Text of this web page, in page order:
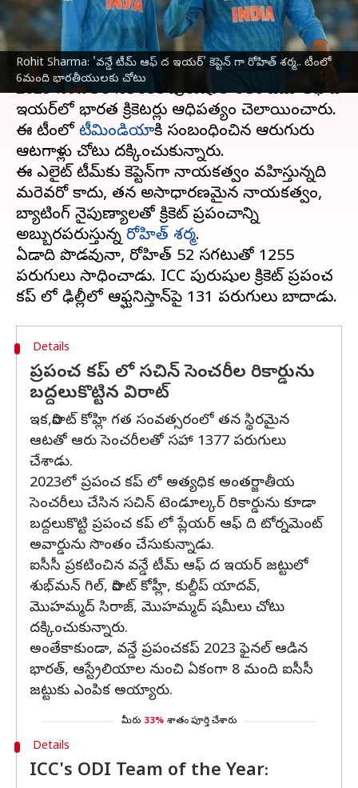
Rohit Sharma: 'వన్డే టీమ్ ఆఫ్ ద ఇయర్‌' కెప్టెన్ గా రోహిత్ శర్మ.. టీంలో
6మంది భారతీయులకు చోటు
వ్రాసిన వారు Sirish Praharaju Jan 23, 2024 05:15 pm
ఈ వార్తాకథనం ఏంటి
2023 సంవత్సరానికి ICC పురుషుల ODI టీమ్ ఆఫ్ ది
ఇయర్‌లో భారత క్రికెటర్లు ఆధిపత్యం చెలాయించారు.
ఈ టీంలో టీమిండియాకి సంబంధించిన ఆరుగురు
ఆటగాళ్లు చోటు దక్కించుకున్నారు.
ఈ ఎలైట్ టీమ్‌కు కెప్టెన్‌గా నాయకత్వం వహిస్తున్నది
మరెవరో కాదు, తన అసాధారణమైన నాయకత్వం,
బ్యాటింగ్ నైపుణ్యాలతో క్రికెట్ ప్రపంచాన్ని
అబ్బురపరుస్తున్న రోహిత్ శర్మ.
ఏడాది పొడవునా, రోహిత్ 52 సగటుతో 1255
పరుగులు సాధించాడు. ICC పురుషుల క్రికెట్ ప్రపంచ
Details
ప్రపంచ కప్ లో సచిన్ సెంచరీల రికార్డును
బద్దలుకొట్టిన విరాట్
ఇక,విరాట్ కోహ్లి గత సంవత్సరంలో తన స్థిరమైన
ఆటతో ఆరు సెంచరీలతో సహా 1377 పరుగులు
చేశాడు.
2023లో ప్రపంచ కప్ లో అత్యధిక అంతర్జాతీయ
సెంచరీలు చేసిన సచిన్ టెండూల్కర్ రికార్డును కూడా
బద్దలుకొట్టి ప్రపంచ కప్ లో ప్లేయర్ ఆఫ్ ది టోర్నమెంట్
అవార్డును సొంతం చేసుకున్నాడు.
ఐసీసీ ప్రకటించిన వన్డే టీమ్ ఆఫ్ ద ఇయర్‌ జట్టులో
శుభ్‌మ‌న్ గిల్, విరాట్ కోహ్లీ, కుల్దీప్ యాద‌వ్,
మొహమ్మద్ సిరాజ్, మొహమ్మద్ ష‌మీలు చోటు
ద‌క్కించుకున్నారు.
అంతేకాకుండా, వ‌న్డే ప్రపంచకప్ 2023 ఫైన‌ల్ ఆడిన
భార‌త్, ఆస్ట్రేలియాల‌ నుంచి ఏకంగా 8 మంది ఐసీసీ
జ‌ట్టుకు ఎంపిక‌ అయ్యారు.
మీరు 33% శాతం పూర్తి చేశారు
Details
ICC's ODI Team of the Year: